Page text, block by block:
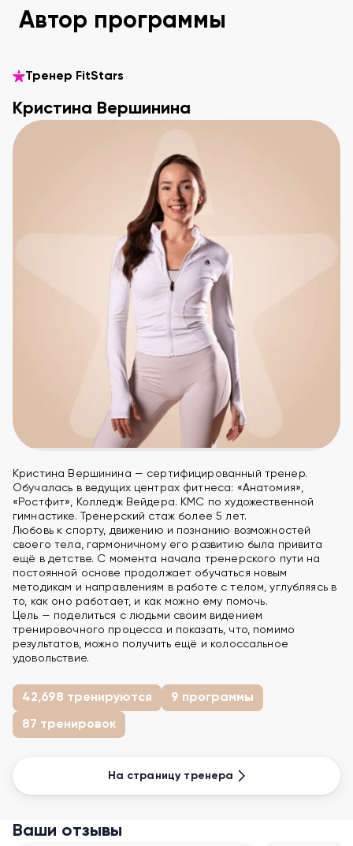
Автор программы
Кристина Вершинина — сертифицированный тренер.
Обучалась в ведущих центрах фитнеса: «Анатомия»,
«Ростфит», Колледж Вейдера. КМС по художественной
гимнастике. Тренерский стаж более 5 лет.
Любовь к спорту, движению и познанию возможностей
своего тела, гармоничному его развитию была привита
ещё в детстве. С момента начала тренерского пути на
постоянной основе продолжает обучаться новым
методикам и направлениям в работе с телом, углубляясь в
то, как оно работает, и как можно ему помочь.
Цель — поделиться с людьми своим видением
тренировочного процесса и показать, что, помимо
результатов, можно получить ещё и колоссальное
удовольствие.
42,698 тренируются 9 программы
87 тренировок
На страницу тренера
Тренер FitStars
Кристина Вершинина
Ваши отзывы